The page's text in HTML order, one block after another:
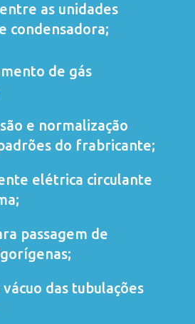
as unidades
condensadora;
de gás
e normalização
do frabricante;
elétrica circulante
passagem de
das tubulações